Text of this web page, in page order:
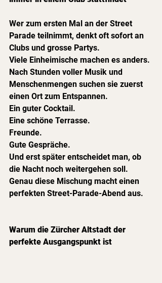
Wer zum ersten Mal an der Street
Parade teilnimmt, denkt oft sofort an
Clubs und grosse Partys.
Viele Einheimische machen es anders.
Nach Stunden voller Musik und
Menschenmengen suchen sie zuerst
einen Ort zum Entspannen.
Ein guter Cocktail.
Eine schöne Terrasse.
Freunde.
Gute Gespräche.
Und erst später entscheidet man, ob
die Nacht noch weitergehen soll.
Genau diese Mischung macht einen
perfekten Street-Parade-Abend aus.
Warum die Zürcher Altstadt der
perfekte Ausgangspunkt ist